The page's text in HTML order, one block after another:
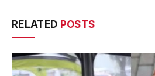
RELATED POSTS